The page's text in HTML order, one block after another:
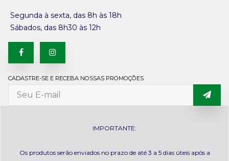
Segunda à sexta, das 8h às 18h
Sábados, das 8h30 às 12h
CADASTRE-SE E RECEBA NOSSAS PROMOÇÕES
IMPORTANTE:
Os produtos serão enviados no prazo de até 3 a 5 dias úteis após a